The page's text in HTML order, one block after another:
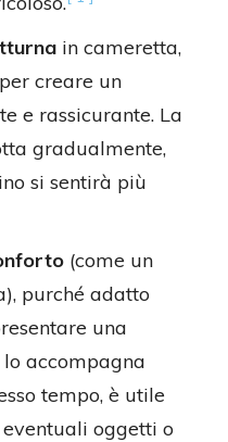
in cameretta,
creare un
e rassicurante. La
gradualmente,
si sentirà più
(come un
purché adatto
una
accompagna
tempo, è utile
oggetti o